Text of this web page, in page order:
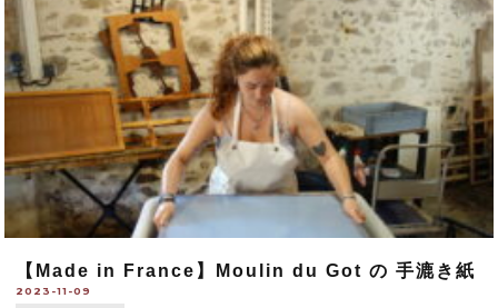
【Made in France】Moulin du Got の 手漉き紙
2023-11-09